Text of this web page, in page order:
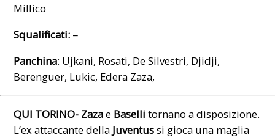
Millico
Squalificati: –
Panchina: Ujkani, Rosati, De Silvestri, Djidji,
Berenguer, Lukic, Edera Zaza,
QUI TORINO- Zazae Baselli tornano a disposizione.
L’ex attaccante della Juventussi gioca una maglia